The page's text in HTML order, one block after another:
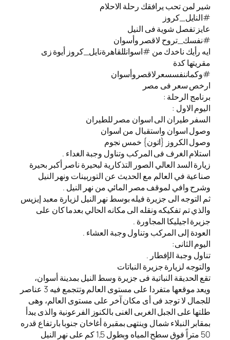
شير لمن تحب يرافقك رحلة الاحلام
#النايل_كروز
عايز تفصل شوية فى النيل
#نفسك_تروح لاقصر وأسوان
ايه رأيك ناخدك من #اسوانللقاهرةنايل_كروز أيوة زى
مقريتها كدة
#وكماننفسسعرلاقصروأسوان
ارخص سعر فى مصر
برنامج الرحلة :
اليوم الاول :
السفر طيران الى اسوان مصر للطيران
️وصول اسوان واستقبال من اسوان
️وصول الكروز {اتون} خمس نجوم
استلام الغرف فى المركب وتناول وجبة الغداء .
زيارة السد العالي الصور التذكارية لبحيرة ناصر أكبر بحيرة
صناعية في العالم مع الحديث عن التوربينات ونهر النيل
وشرح وافي لموقف مصر المائي من نهر النيل .
ثم التوجه الى جزيرة فيله بوسط نهر النيل لزيارة معبد إيزيس
والذي تم تفكيكه ونقله الى مكانه الحالي بعدما كان على
جزيرة اجيليكا المجاورة .
العودة إلى المركب وتناول وجبة العشاء .
اليوم الثانى:
تناول وجبة الإفطار .
والتوجه لزيارة جزيرة النباتات
تقع الحديقة النباتية فى جزيرة وسط النيل بمدينة أسوان،
ويعد موقعها متفردا على مستوى العالم وتتجمع فيه 3 عناصر
للجمال لا توجد فى أى مكان آخر على مستوى العالم، وهى
طلتها على الجبل الغربى الغنى بالكنوز الفرعونية والذى يبدأ
بمقابر النبلاء شمال وينتهى بمقبرة أغاخان جنوبا بارتفاع قدره
50 متراً فوق سطح المياه وبطول 1,5 كم على نهر النيل